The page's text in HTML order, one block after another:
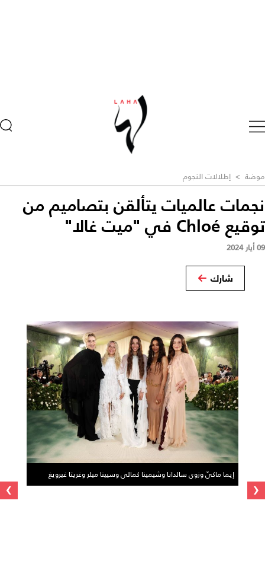
موضة > إطلالات النجوم
نجمات عالميات يتألقن بتصاميم من
توقيع Chloé في "ميت غالا"
09 أيار 2024
شارك
إيما ماكيّ وزوي سالدانا وشيمينا كمالي وسيينا ميلر وغريتا غيرويغ ‹
›